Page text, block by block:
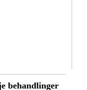
behandlinger